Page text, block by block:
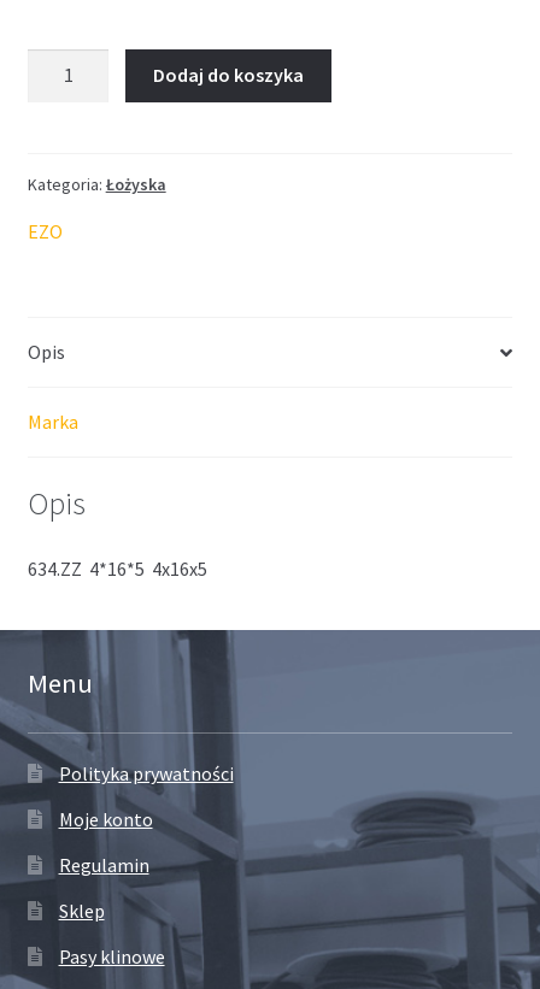
Dodaj do koszyka
Kategoria: Łożyska
EZO
Opis
Marka
Opis
634.ZZ 4*16*5 4x16x5
Menu
Polityka prywatności
Moje konto
Regulamin
Sklep
Pasy klinowe